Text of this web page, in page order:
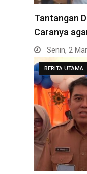
Tantangan
Caranya
Senin, 2
BERITA UTAMA